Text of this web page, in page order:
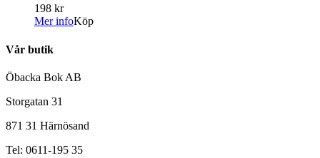
198 kr
Mer infoKöp
Vår butik
Öbacka Bok AB
Storgatan 31
871 31 Härnösand
Tel: 0611-195 35